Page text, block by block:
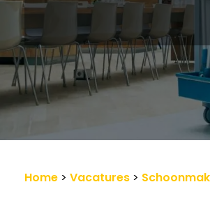
Home > Vacatures >
Werkomgevingen
Opleidingen
Werkgevers